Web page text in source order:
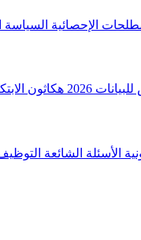
الإحصائية السياسة
2026 هكاثون
الأسئلة الشائعة